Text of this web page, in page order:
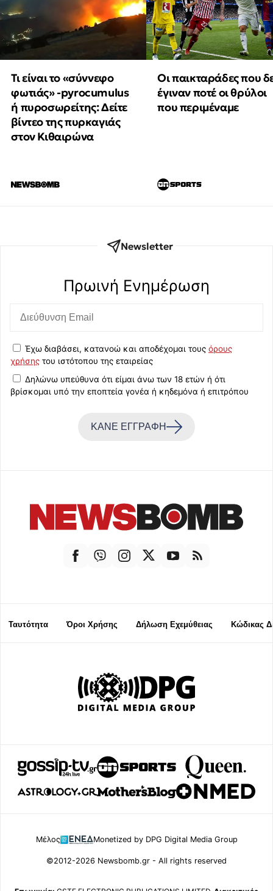
Τι είναι το «σύννεφο
φωτιάς» -pyrocumulus
ή πυροσωρείτης: Δείτε
βίντεο της πυρκαγιάς
στον Κιθαιρώνα
Οι παικταράδες που
έγιναν ποτέ οι θρύλοι
που περιμέναμε
Newsletter
Πρωινή Eνημέρωση
Έχω διαβάσει, κατανοώ και αποδέχομαι τους όρους
χρήσης του ιστότοπου της εταιρείας
Δηλώνω υπεύθυνα ότι είμαι άνω των 18 ετών ή ότι
βρίσκομαι υπό την εποπτεία γονέα ή κηδεμόνα ή επιτρόπου
ΚΑΝΕ ΕΓΓΡΑΦΗ
Ταυτότητα Όροι Χρήσης Δήλωση Εχεμύθειας Κώδικας
Μέλος Monetized by DPG Digital Media Group
©2012-2026 Newsbomb.gr - All rights reserved